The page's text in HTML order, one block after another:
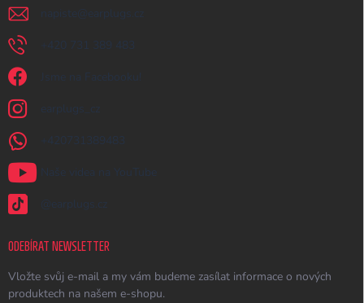
napiste @ earplugs.cz
+420 731 389 483
Jsme na Facebooku!
earplugs_cz
+420731389483
Naše videa na YouTube
@earplugs.cz
ODEBÍRAT NEWSLETTER
Vložte svůj e-mail a my vám budeme zasílat informace o nových
produktech na našem e-shopu.